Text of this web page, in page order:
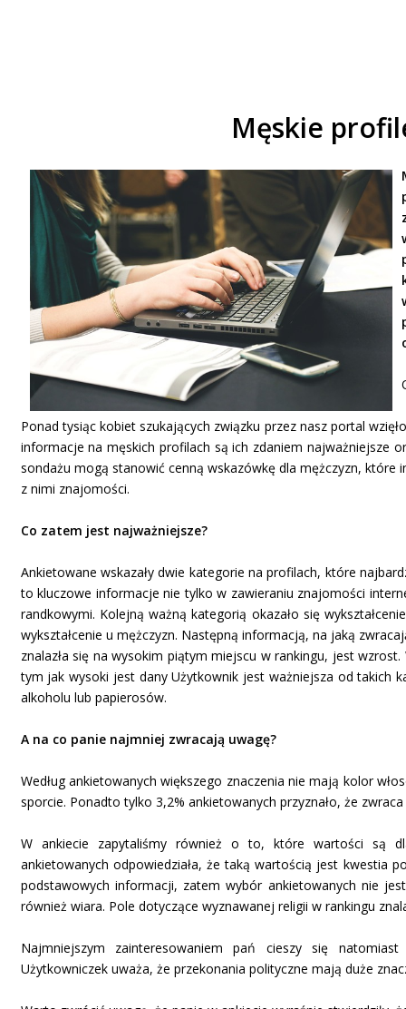
Męskie
Ponad tysiąc kobiet szukających związku przez nasz portal
informacje na męskich profilach są ich zdaniem najważniejsze
sondażu mogą stanowić cenną wskazówkę dla mężczyzn,
z nimi znajomości.
Co zatem jest najważniejsze?
Ankietowane wskazały dwie kategorie na profilach, które
to kluczowe informacje nie tylko w zawieraniu znajomości
randkowymi. Kolejną ważną kategorią okazało się
wykształcenie u mężczyzn. Następną informacją, na jaką
znalazła się na wysokim piątym miejscu w rankingu, jest
tym jak wysoki jest dany Użytkownik jest ważniejsza od takich
alkoholu lub papierosów.
A na co panie najmniej zwracają uwagę?
Według ankietowanych większego znaczenia nie mają kolor
sporcie. Ponadto tylko 3,2% ankietowanych przyznało, że
W ankiecie zapytaliśmy również o to, które wartości są
ankietowanych odpowiedziała, że taką wartością jest kwestia
podstawowych informacji, zatem wybór ankietowanych nie
również wiara. Pole dotyczące wyznawanej religii w rankingu
Najmniejszym zainteresowaniem pań cieszy się
Użytkowniczek uważa, że przekonania polityczne mają duże